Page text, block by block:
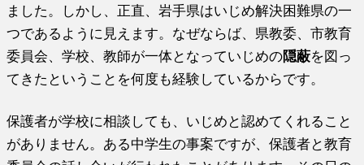
ました。しかし、正直、岩手県はいじめ解決困難県の一
つであるように見えます。なぜならば、県教委、市教育
委員会、学校、教師が一体となっていじめの隠蔽を図っ
てきたということを何度も経験しているからです。
保護者が学校に相談しても、いじめと認めてくれること
がありません。ある中学生の事案ですが、保護者と教育